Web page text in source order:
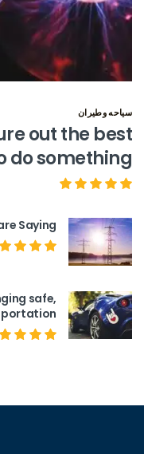
سياحه وطيران
out the best
do something.
Saying
safe,